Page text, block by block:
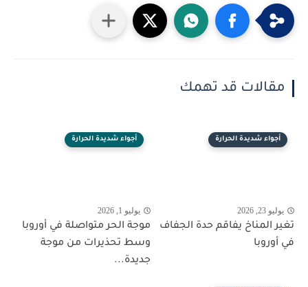
مقالات قد تهمك
أجواء شديدة الحرارة
يوليو 23, 2026
تغير المناخ يفاقم حدة الجفاف
في أوروبا
أجواء شديدة الحرارة
يوليو 1, 2026
موجة الحر متواصلة في أوروبا
وسط تحذيرات من موجة
جديدة...